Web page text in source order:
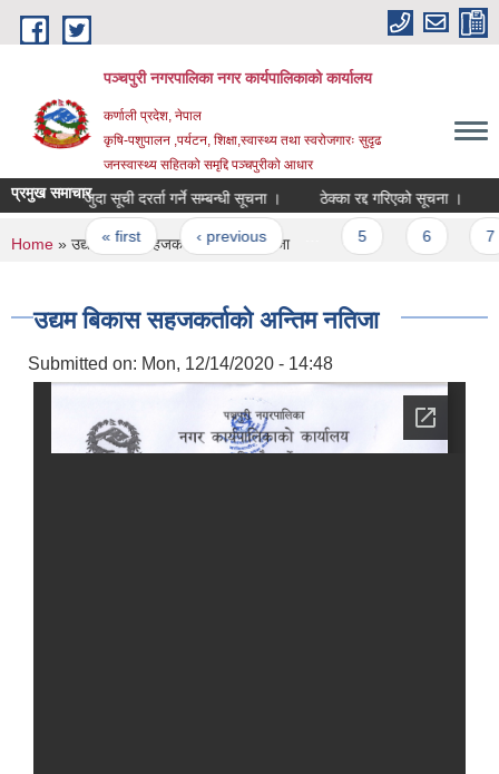
Skip to main content
पञ्चपुरी नगरपालिका नगर कार्यपालिकाको कार्यालय
कर्णाली प्रदेश, नेपाल
कृषि-पशुपालन ,पर्यटन, शिक्षा,स्वास्थ्य तथा स्वरोजगारः सुदृढ
जनस्वास्थ्य सहितको समृद्दि पञ्चपुरीको आधार
प्रमुख समाचार
मौजुदा सूची दरर्ता गर्ने सम्बन्धी सूचना । ठेक्का रद्द गरिएको सूचना ।
Pages
« first ‹ previous …
You are here
Home » उद्यम बिकास सहजकर्ताको अन्तिम नतिजा
उद्यम बिकास सहजकर्ताको अन्तिम नतिजा
Submitted on: Mon, 12/14/2020 - 14:48